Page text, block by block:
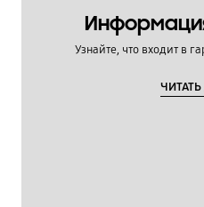
OT_Others
Узнайте, что входит в